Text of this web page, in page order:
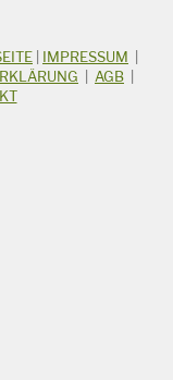
IMPRESSUM
AGB